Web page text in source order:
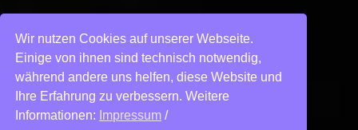
Wir nutzen Cookies auf unserer Webseite.
Einige von ihnen sind technisch notwendig,
während andere uns helfen, diese Website und
Ihre Erfahrung zu verbessern. Weitere
Informationen: Impressum /